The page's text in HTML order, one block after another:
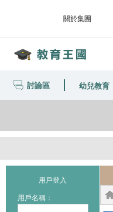
關於集團
討論區 幼兒教育
用戶登入
用戶名稱：